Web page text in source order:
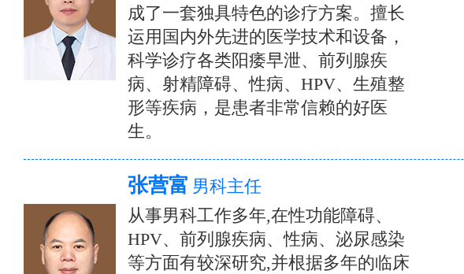
成了一套独具特色的诊疗方案。擅长
运用国内外先进的医学技术和设备，
科学诊疗各类阳痿早泄、前列腺疾
病、射精障碍、性病、HPV、生殖整
形等疾病，是患者非常信赖的好医
生。
张营富 男科主任
从事男科工作多年,在性功能障碍、
HPV、前列腺疾病、性病、泌尿感染
等方面有较深研究,并根据多年的临床